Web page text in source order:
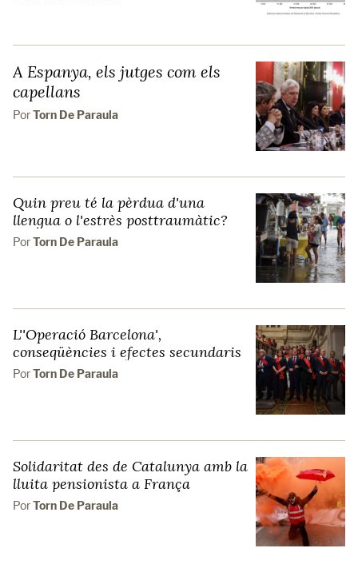
A Espanya, els jutges com els
capellans
PorTorn De Paraula
Quin preu té la pèrdua d'una
llengua o l'estrès posttraumàtic?
PorTorn De Paraula
L''Operació Barcelona',
conseqüències i efectes secundaris
PorTorn De Paraula
Solidaritat des de Catalunya amb la
lluita pensionista a França
PorTorn De Paraula